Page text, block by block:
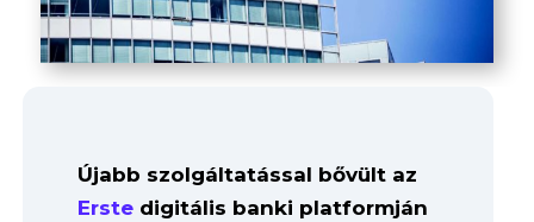
Újabb szolgáltatással bővült az
Erste digitális banki platformján